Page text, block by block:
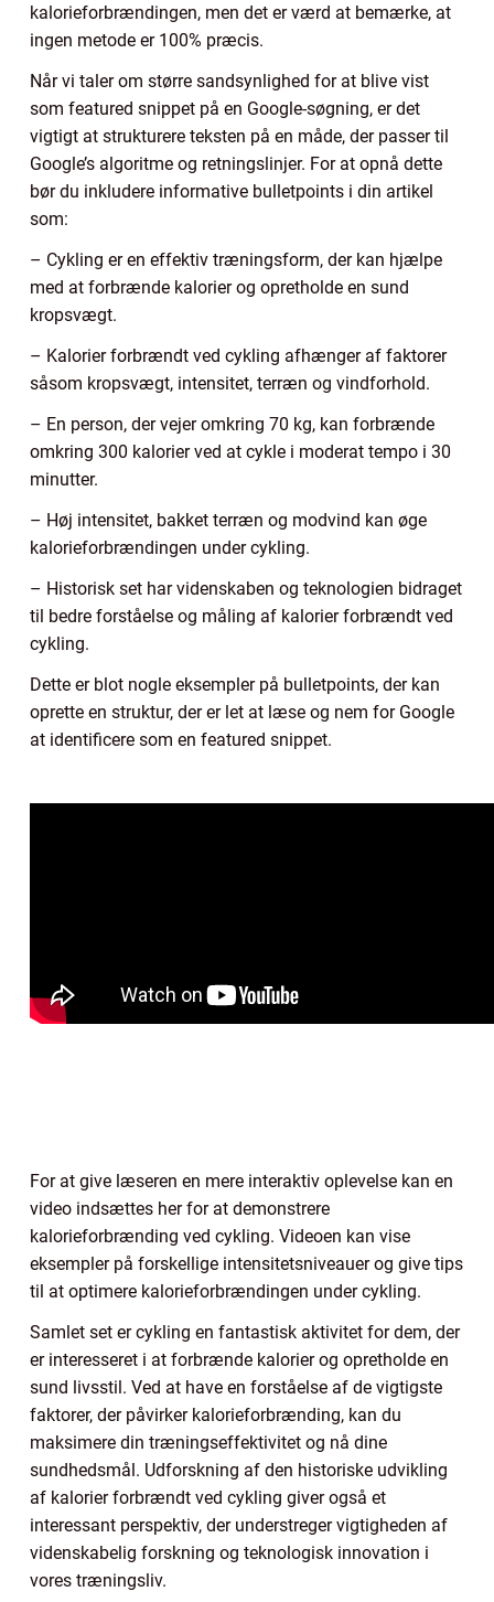
kalorieforbrændingen, men det er værd at bemærke, at
ingen metode er 100% præcis.
Når vi taler om større sandsynlighed for at blive vist
som featured snippet på en Google-søgning, er det
vigtigt at strukturere teksten på en måde, der passer til
Google’s algoritme og retningslinjer. For at opnå dette
bør du inkludere informative bulletpoints i din artikel
som:
– Cykling er en effektiv træningsform, der kan hjælpe
med at forbrænde kalorier og opretholde en sund
kropsvægt.
– Kalorier forbrændt ved cykling afhænger af faktorer
såsom kropsvægt, intensitet, terræn og vindforhold.
– En person, der vejer omkring 70 kg, kan forbrænde
omkring 300 kalorier ved at cykle i moderat tempo i 30
minutter.
– Høj intensitet, bakket terræn og modvind kan øge
kalorieforbrændingen under cykling.
– Historisk set har videnskaben og teknologien bidraget
til bedre forståelse og måling af kalorier forbrændt ved
cykling.
Dette er blot nogle eksempler på bulletpoints, der kan
oprette en struktur, der er let at læse og nem for Google
at identificere som en featured snippet.
For at give læseren en mere interaktiv oplevelse kan en
video indsættes her for at demonstrere
kalorieforbrænding ved cykling. Videoen kan vise
eksempler på forskellige intensitetsniveauer og give tips
til at optimere kalorieforbrændingen under cykling.
Samlet set er cykling en fantastisk aktivitet for dem, der
er interesseret i at forbrænde kalorier og opretholde en
sund livsstil. Ved at have en forståelse af de vigtigste
faktorer, der påvirker kalorieforbrænding, kan du
maksimere din træningseffektivitet og nå dine
sundhedsmål. Udforskning af den historiske udvikling
af kalorier forbrændt ved cykling giver også et
interessant perspektiv, der understreger vigtigheden af
videnskabelig forskning og teknologisk innovation i
vores træningsliv.